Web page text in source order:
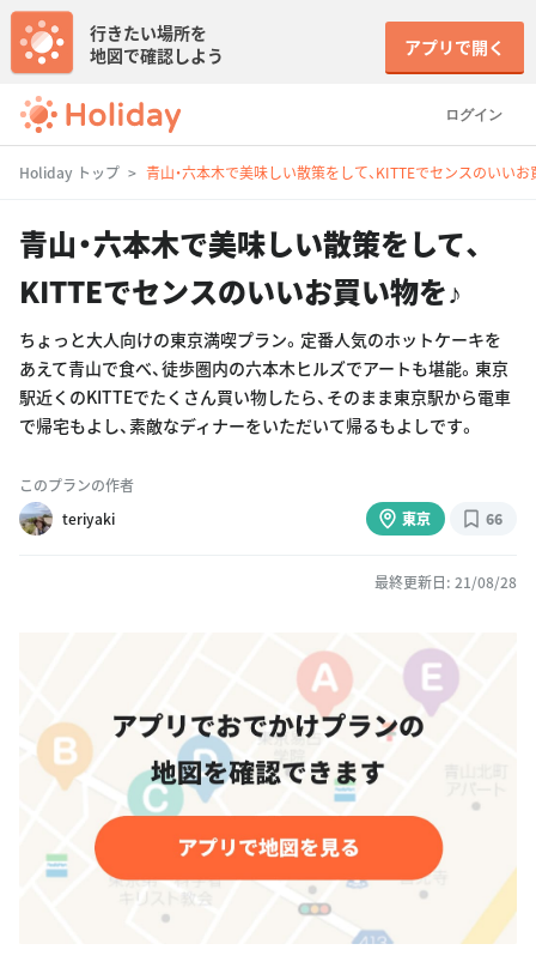
ログイン
行きたい場所を
地図で確認しよう
アプリで開く
Holiday トップ 青山・六本木で美味しい散策をして、KITTEでセンスのいいお
青山・六本木で美味しい散策をして、
KITTEでセンスのいいお買い物を♪
ちょっと大人向けの東京満喫プラン。定番人気のホットケーキを
あえて青山で食べ、徒歩圏内の六本木ヒルズでアートも堪能。東京
駅近くのKITTEでたくさん買い物したら、そのまま東京駅から電車
で帰宅もよし、素敵なディナーをいただいて帰るもよしです。
このプランの作者
teriyaki
東京 66
最終更新日: 21/08/28